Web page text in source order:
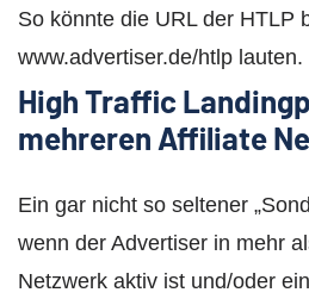
So könnte die URL der HTLP
www.advertiser.de/htlp lauten.
High Traffic
mehreren Affiliate
Ein gar nicht so seltener
wenn der Advertiser in mehr
Netzwerk aktiv ist und/oder